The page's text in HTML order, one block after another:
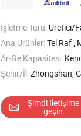
İşletme Türü: Üretici/
Ana Ürünler:Tel Raf , Mutfak
Ar-Ge Kapasitesi:
Şehir/İl:Zhongshan,
Şimdi İletişime
geçin